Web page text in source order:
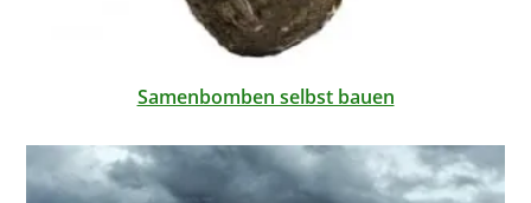
Samenbomben selbst bauen